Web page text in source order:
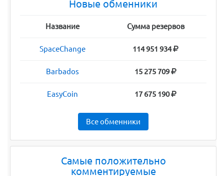
Новые обменники
Название Сумма резервов
SpaceChange 114 951 934
Barbados 15 275 709
EasyCoin 17 675 190
Все обменники
Самые положительно
комментируемые